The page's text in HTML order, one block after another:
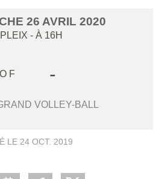
26 AVRIL 2020
- À 16H
F -
VOLLEY-BALL
LE 24 OCT. 2019